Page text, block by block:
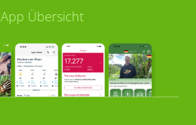
App Übersicht